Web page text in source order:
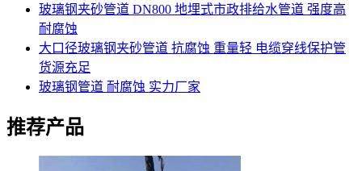
玻璃钢夹砂管道 DN800 地埋式市政排给水管道 强度高
耐腐蚀
大口径玻璃钢夹砂管道 抗腐蚀 重量轻 电缆穿线保护管
货源充足
玻璃钢管道 耐腐蚀 实力厂家
推荐产品